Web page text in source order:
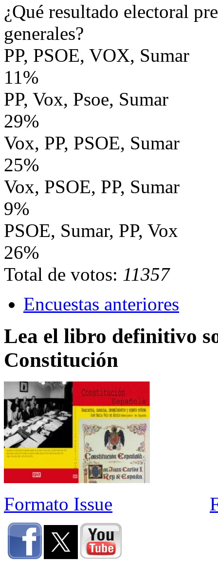
¿Qué resultado electoral
generales?
PP, PSOE, VOX, Sumar
11%
PP, Vox, Psoe, Sumar
29%
Vox, PP, PSOE, Sumar
25%
Vox, PSOE, PP, Sumar
9%
PSOE, Sumar, PP, Vox
26%
Total de votos: 11357
Encuestas anteriores
Lea el libro definitivo
Constitución
Formato Issue